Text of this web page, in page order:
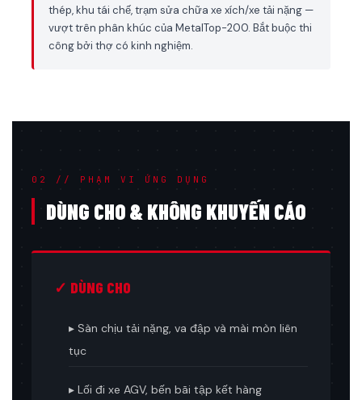
thép, khu tái chế, trạm sửa chữa xe xích/xe tải nặng —
vượt trên phân khúc của MetalTop-200. Bắt buộc thi
công bởi thợ có kinh nghiệm.
02 // PHẠM VI ỨNG DỤNG
DÙNG CHO & KHÔNG KHUYẾN CÁO
✓ DÙNG CHO
▸ Sàn chịu tải nặng, va đập và mài mòn liên
tục
▸ Lối đi xe AGV, bến bãi tập kết hàng